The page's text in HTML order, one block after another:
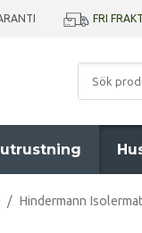
FRI FRAKT
/ Hindermann